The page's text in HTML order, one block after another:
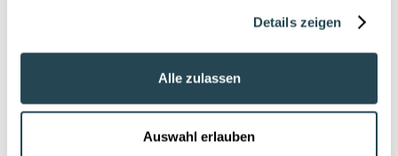
Details zeigen
Alle zulassen
Auswahl erlauben
Ne manquez pas ce qui fait
bouger le secteur